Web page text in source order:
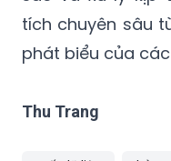
tích chuyên sâu
phát biểu của
Thu Trang